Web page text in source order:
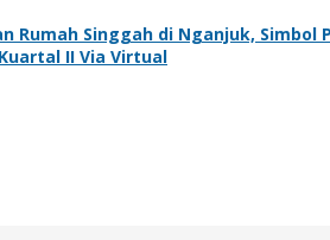
Rumah Singgah di Nganjuk,
II Via Virtual